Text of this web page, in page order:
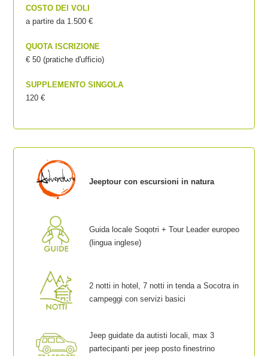
COSTO DEI VOLI
a partire da 1.500 €
QUOTA ISCRIZIONE
€ 50 (pratiche d'ufficio)
SUPPLEMENTO SINGOLA
120 €
Jeeptour con escursioni in natura
Guida locale Soqotri + Tour Leader europeo
(lingua inglese)
2 notti in hotel, 7 notti in tenda a Socotra in
campeggi con servizi basici
Jeep guidate da autisti locali, max 3
partecipanti per jeep posto finestrino